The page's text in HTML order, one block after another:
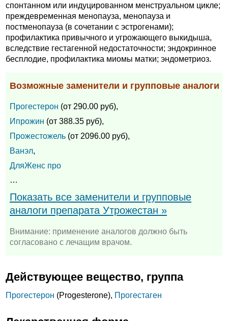
спонтанном или индуцированном менструальном цикле;
преждевременная менопауза, менопауза и
постменопауза (в сочетании с эстрогенами);
профилактика привычного и угрожающего выкидыша,
вследствие гестагенной недостаточности; эндокринное
бесплодие, профилактика миомы матки; эндометриоз.
Возможные заменители и групповые аналоги
Прогестерон (от 290.00 руб),
Ипрожин (от 388.35 руб),
Прожестожель (от 2096.00 руб),
Ванэл,
ДляЖенс про
…
Показать все заменители и групповые
аналоги препарата Утрожестан »
Внимание: применение аналогов должно быть
согласовано с лечащим врачом.
Действующее вещество, группа
Прогестерон (Progesterone), Прогестаген